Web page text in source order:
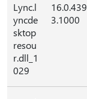
Lync.l
yncde
sktop
resou
r.dll_1
029
16.0.439
3.1000